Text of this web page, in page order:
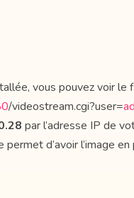
vous pouvez voir
/videostream.cgi?user=
par l’adresse IP de
permet d’avoir l’image